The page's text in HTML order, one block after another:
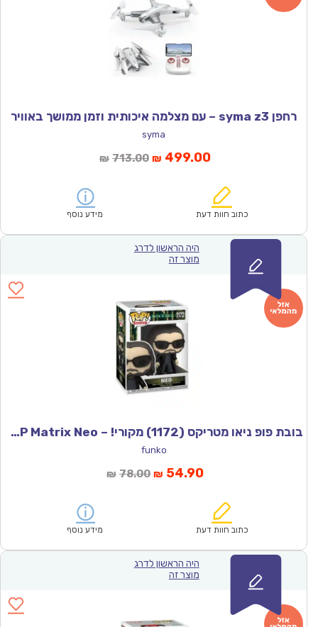
רחפן syma z3 – עם מצלמה איכותית וזמן ממושך באוויר
syma
₪ 713.00המחיר
₪713.00.
₪ 499.00המחיר
הוא:
כתוב חוות דעת מידע נוסף
היה הראשון לדרג
מוצר זה
בובת פופ ניאו מטריקס (1172) מקורי! – POP Matrix Neo
funko
₪ 78.00המחיר
₪78.00.
₪ 54.90המחיר
הוא:
כתוב חוות דעת מידע נוסף
היה הראשון לדרג
מוצר זה